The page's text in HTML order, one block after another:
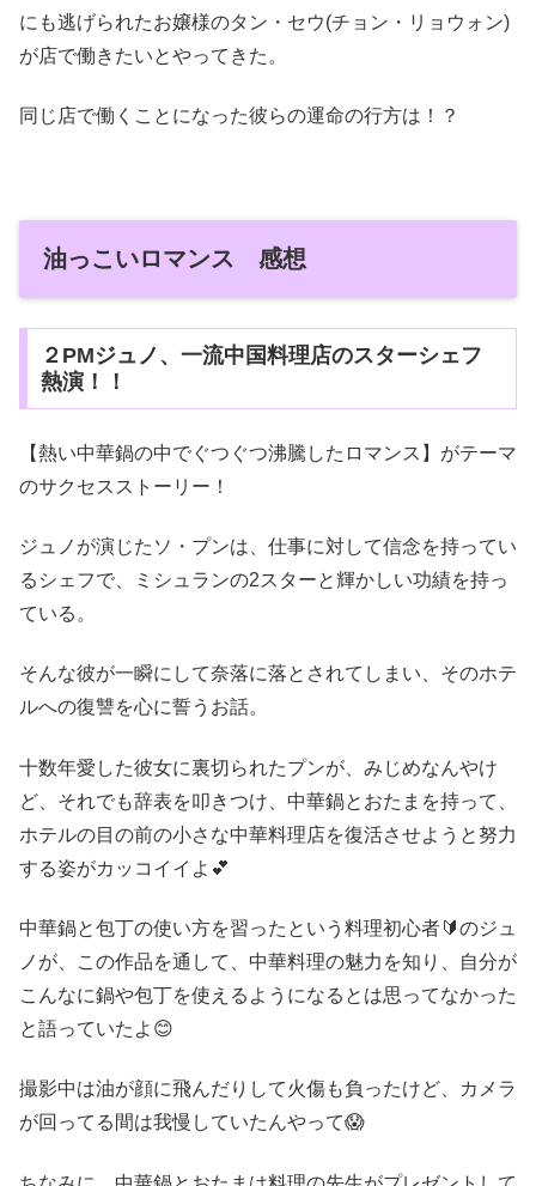
にも逃げられたお嬢様のタン・セウ(チョン・リョウォン)
が店で働きたいとやってきた。
同じ店で働くことになった彼らの運命の行方は！？
油っこいロマンス 感想
２PMジュノ、一流中国料理店のスターシェフ
熱演！！
【熱い中華鍋の中でぐつぐつ沸騰したロマンス】がテーマ
のサクセスストーリー！
ジュノが演じたソ・プンは、仕事に対して信念を持ってい
るシェフで、ミシュランの2スターと輝かしい功績を持っ
ている。
そんな彼が一瞬にして奈落に落とされてしまい、そのホテ
ルへの復讐を心に誓うお話。
十数年愛した彼女に裏切られたプンが、みじめなんやけ
ど、それでも辞表を叩きつけ、中華鍋とおたまを持って、
ホテルの目の前の小さな中華料理店を復活させようと努力
する姿がカッコイイよ💕
中華鍋と包丁の使い方を習ったという料理初心者🔰のジュ
ノが、この作品を通して、中華料理の魅力を知り、自分が
こんなに鍋や包丁を使えるようになるとは思ってなかった
と語っていたよ 😊
撮影中は油が顔に飛んだりして火傷も負ったけど、カメラ
が回ってる間は我慢していたんやって😱